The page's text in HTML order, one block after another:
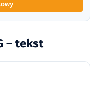
– tekst